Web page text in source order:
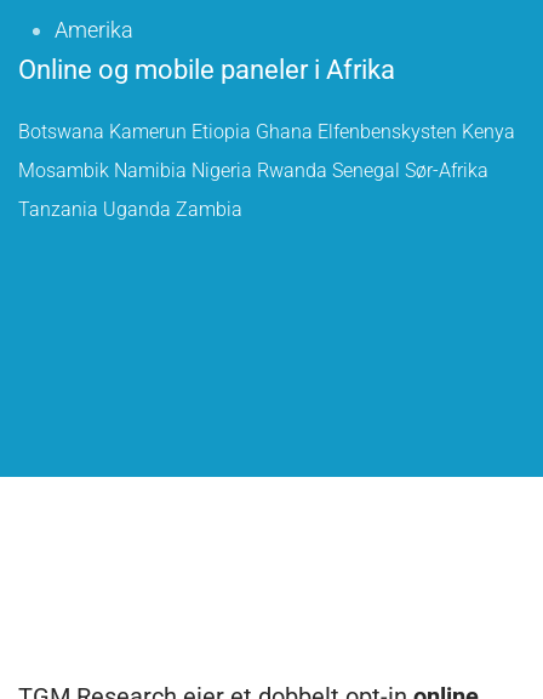
Amerika
Online og mobile paneler i Afrika
Botswana Kamerun Etiopia Ghana Elfenbenskysten Kenya
Mosambik Namibia Nigeria Rwanda Senegal Sør-Afrika
Tanzania Uganda Zambia